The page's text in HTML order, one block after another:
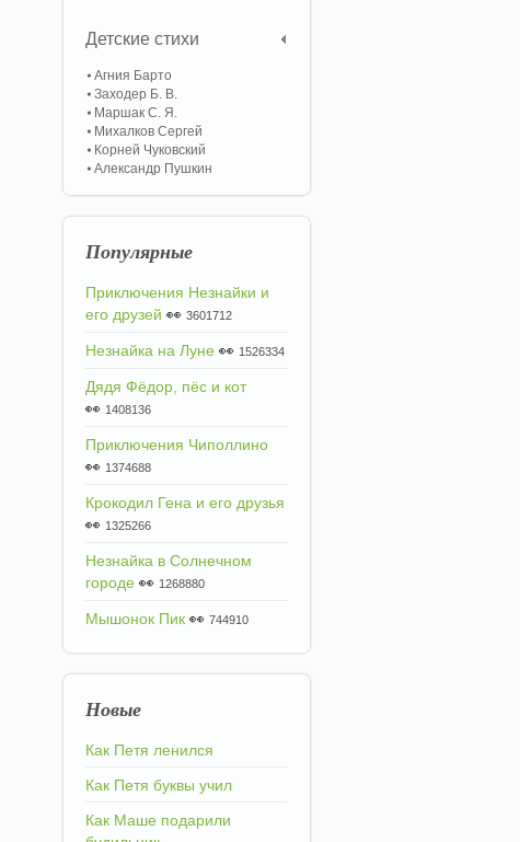
Детские стихи
Агния Барто
Заходер Б. В.
Маршак С. Я.
Михалков Сергей
Корней Чуковский
Александр Пушкин
Популярные
Приключения Незнайки и
его друзей 👀 3601712
Незнайка на Луне 👀 1526334
Дядя Фёдор, пёс и кот
👀 1408136
Приключения Чиполлино
👀 1374688
Крокодил Гена и его друзья
👀 1325266
Незнайка в Солнечном
городе 👀 1268880
Мышонок Пик 👀 744910
Новые
Как Петя ленился
Как Петя буквы учил
Как Маше подарили